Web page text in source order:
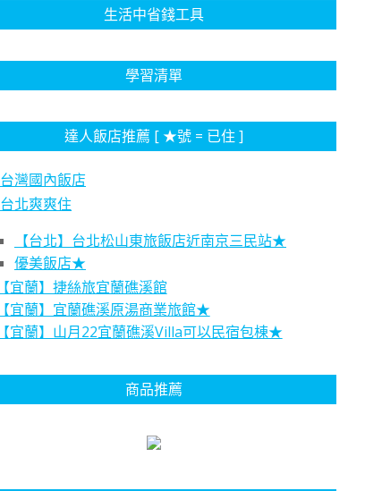
生活中省錢工具
學習清單
達人飯店推薦 [ ★號 = 已住 ]
台灣國內飯店
台北爽爽住
【台北】台北松山東旅飯店近南京三民站★
優美飯店★
【宜蘭】捷絲旅宜蘭礁溪館
【宜蘭】宜蘭礁溪原湯商業旅館★
【宜蘭】山月22宜蘭礁溪Villa可以民宿包棟★
商品推薦